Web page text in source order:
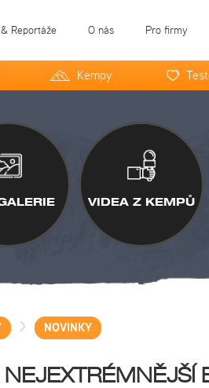
Reportáže O nás Pro firmy
Kempy
VIDEA Z KEMPŮ
> NOVINKY